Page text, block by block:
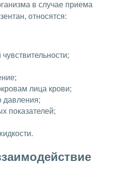
в случае приема
относятся:
лица крови;
давления;
показателей;